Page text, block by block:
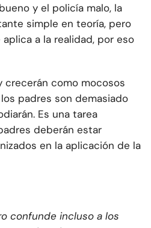
y el policía malo, la
simple en teoría, pero
a la realidad, por eso
crecerán como mocosos
padres son demasiado
Es una tarea
deberán estar
en la aplicación de la
confunde incluso a los